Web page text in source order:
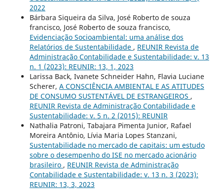
2022
Bárbara Siqueira da Silva, José Roberto de souza
francisco, José Roberto de souza francisco,
Evidenciação Socioambiental: uma análise dos
Relatórios de Sustentabilidade , REUNIR Revista de
Administração Contabilidade e Sustentabilidade: v. 13
n. 1 (2023): REUNIR: 13, 1, 2023
Larissa Back, Ivanete Schneider Hahn, Flavia Luciane
Scherer, A CONSCIÊNCIA AMBIENTAL E AS ATITUDES
DE CONSUMO SUSTENTÁVEL DE ESTRANGEIROS ,
REUNIR Revista de Administração Contabilidade e
Sustentabilidade: v. 5 n. 2 (2015): REUNIR
Nathalia Patroni, Tabajara Pimenta Junior, Rafael
Moreira Antônio, Lívia Maria Lopes Stanzani,
Sustentabilidade no mercado de capitais: um estudo
sobre o desempenho do ISE no mercado acionário
brasileiro , REUNIR Revista de Administração
Contabilidade e Sustentabilidade: v. 13 n. 3 (2023):
REUNIR: 13, 3, 2023